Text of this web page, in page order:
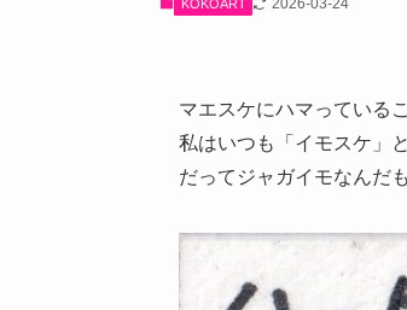
KOKOART 2026-03-24
マエスケにハマっている
私はいつも「イモスケ」
だってジャガイモなんだも